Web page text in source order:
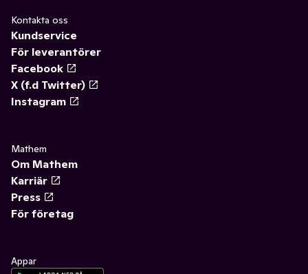
Kontakta oss
Kundservice
För leverantörer
Facebook
X (f.d Twitter)
Instagram
Mathem
Om Mathem
Karriär
Press
För företag
Appar